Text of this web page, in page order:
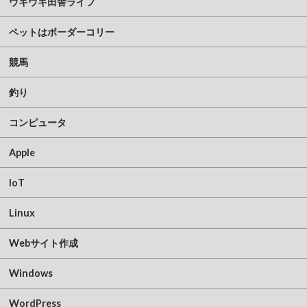
ペットはボーダーコリー
競馬
釣り
コンピュータ
Apple
IoT
Linux
Webサイト作成
Windows
WordPress